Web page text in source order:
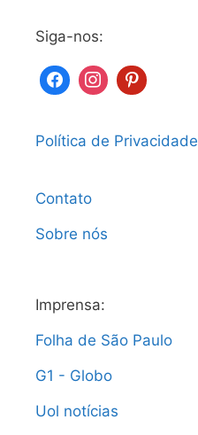
Siga-nos:
Política de Privacidade
Contato
Sobre nós
Imprensa:
Folha de São Paulo
G1 - Globo
Uol notícias